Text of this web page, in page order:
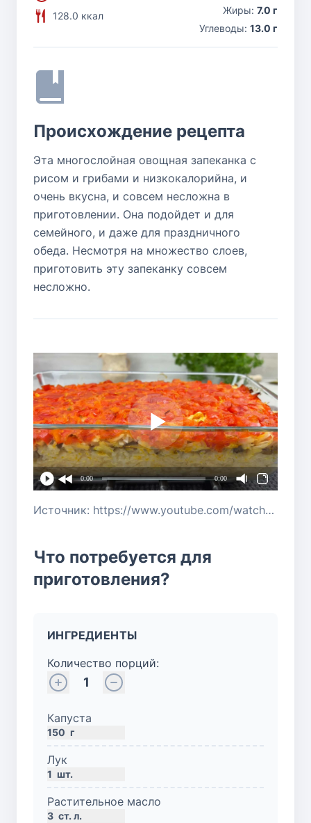
128.0 ккал
Жиры: 7.0 г
Углеводы: 13.0 г
Происхождение рецепта
Эта многослойная овощная запеканка с
рисом и грибами и низкокалорийна, и
очень вкусна, и совсем несложна в
приготовлении. Она подойдет и для
семейного, и даже для праздничного
обеда. Несмотря на множество слоев,
приготовить эту запеканку совсем
несложно.
0:00 0:00
Источник: https://www.youtube.com/watch?v=bpzfxtxS-lA
Что потребуется для
приготовления?
ИНГРЕДИЕНТЫ
Количество порций:
1
Капуста
150 г
Лук
1 шт.
Растительное масло
3 ст. л.